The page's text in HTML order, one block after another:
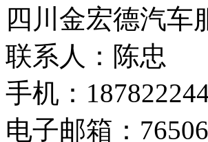
四川金宏德汽车
联系人：陈忠
手机：
电子邮箱：